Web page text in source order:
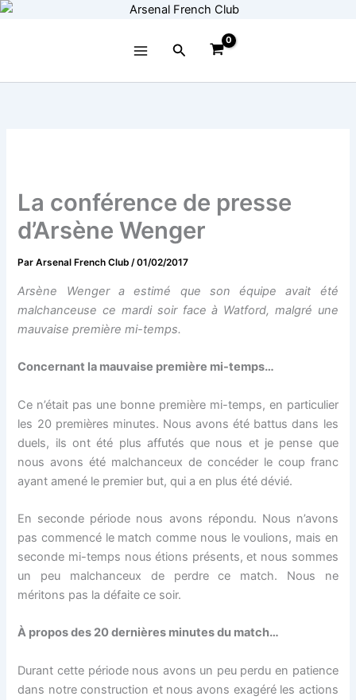
Aller
Rechercher
La conférence de presse
d’Arsène Wenger
ParArsenal French Club/01/02/2017
Arsène Wenger a estimé que son équipe avait été
malchanceuse ce mardi soir face à Watford, malgré une
mauvaise première mi-temps.
Concernant la mauvaise première mi-temps…
Ce n’était pas une bonne première mi-temps, en particulier
les 20 premières minutes. Nous avons été battus dans les
duels, ils ont été plus affutés que nous et je pense que
nous avons été malchanceux de concéder le coup franc
ayant amené le premier but, qui a en plus été dévié.
En seconde période nous avons répondu. Nous n’avons
pas commencé le match comme nous le voulions, mais en
seconde mi-temps nous étions présents, et nous sommes
un peu malchanceux de perdre ce match. Nous ne
méritons pas la défaite ce soir.
À propos des 20 dernières minutes du match…
Durant cette période nous avons un peu perdu en patience
dans notre construction et nous avons exagéré les actions